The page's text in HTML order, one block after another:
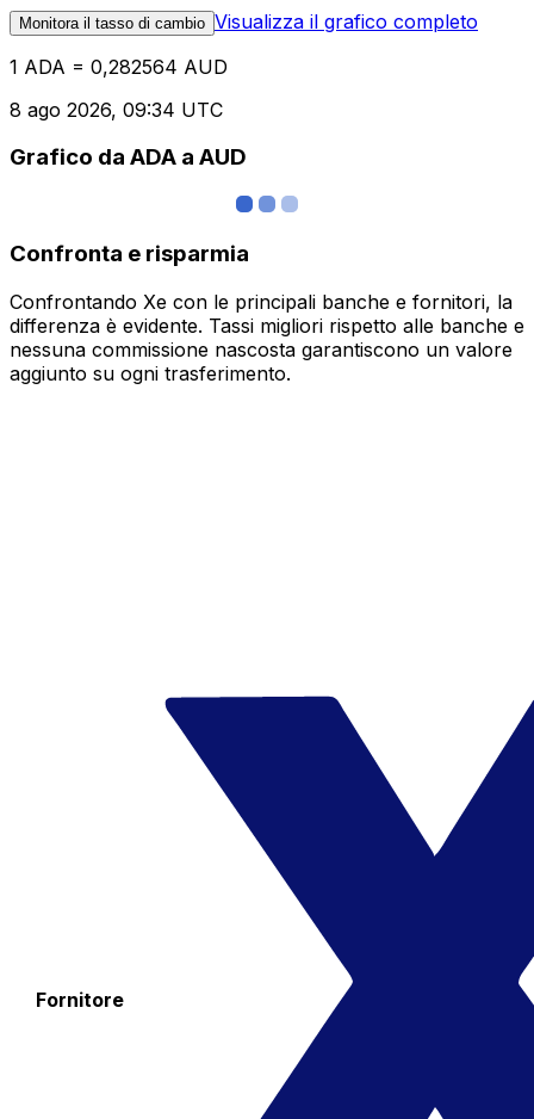
Monitora il tasso di cambio Visualizza il grafico completo
1 ADA = 0,282564 AUD
8 ago 2026, 09:34 UTC
Grafico da ADA a AUD
Confronta e risparmia
Confrontando Xe con le principali banche e fornitori, la
differenza è evidente. Tassi migliori rispetto alle banche e
nessuna commissione nascosta garantiscono un valore
aggiunto su ogni trasferimento.
Fornitore